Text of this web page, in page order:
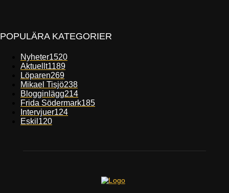
POPULÄRA KATEGORIER
Nyheter1520
Aktuellt1189
Löparen269
Mikael Tisjö238
Blogginlägg214
Frida Södermark185
Intervjuer124
Eskil 120